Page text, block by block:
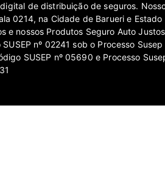
de distribuição de seguros.
0214, na Cidade de Barueri e Estado
e nossos Produtos Seguro Auto
nº 02241 sob o Processo Susep
SUSEP nº 05690 e Processo